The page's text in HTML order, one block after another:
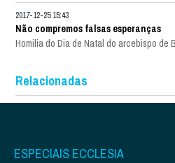
2017-12-25 15:43
Não compremos falsas esperanças
Homilia do Dia de Natal do arcebispo de
Relacionadas
ESPECIAIS ECCLESIA